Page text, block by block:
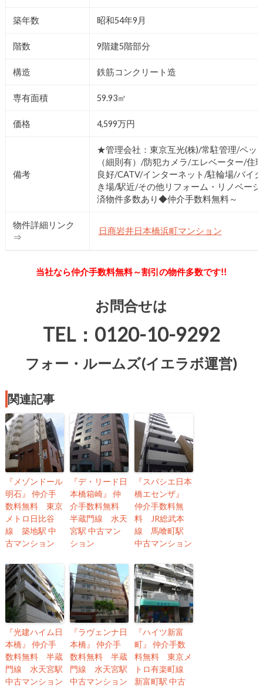
築年数 昭和54年9月
階数 9階建5階部分
構造 鉄筋コンクリート造
専有面積 59.93㎡
価格 4,599万円
備考
★管理会社：東京互光(株)/常駐管理/ペッ
（細則有）/防犯カメラ/エレベーター/住
良好/CATV/インターネット/駐輪場/バイ
き場/駅近/その他リフォーム・リノベーシ
済物件多数あり◆仲介手数料無料～
物件詳細リンク
⇒
日商岩井日本橋浜町マンション
当社なら仲介手数料無料～割引の物件多数です!!
お問合せは
TEL：0120-10-9292
フォー・ルームズ(イエラボ運営)
関連記事
『メゾンドール
明石』 仲介手
数料無料 東京
メトロ日比谷
線 築地駅 中
古マンション
『デ・リード日
本橋箱崎』 仲
介手数料無料
半蔵門線 水天
宮駅 中古マン
ション
『スパシエ日本
橋エセンザ』
仲介手数料無
料 JR総武本
線 馬喰町駅
中古マンション
『光建ハイム日
本橋』 仲介手
数料無料 半蔵
門線 水天宮駅
中古マンション
『ラヴェンナ日
本橋』 仲介手
数料無料 半蔵
門線 水天宮駅
中古マンション
『ハイツ新富
町』 仲介手数
料無料 東京メ
トロ有楽町線
新富町駅 中古